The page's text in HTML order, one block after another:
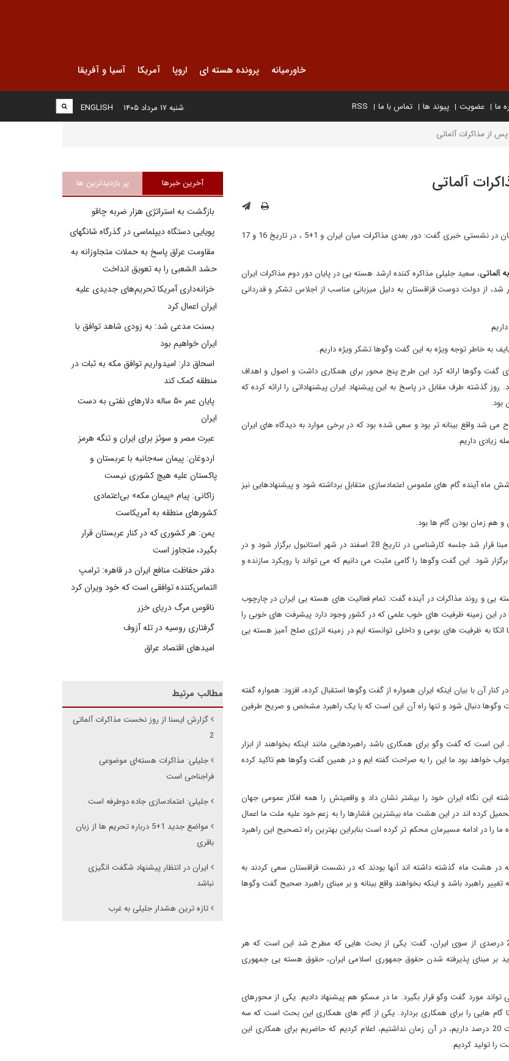
خاورمیانه پرونده هسته ای اروپا آمریکا آسیا و آفریقا
ما عضویت پیوند ها تماس با ما RSS
ENGLISH شنبه ۱۷ مرداد ۱۴۰۵
از مذاکرات آلماتی
آلماتی
دبیر شورای عالی امنیت ملی کشورمان پس از پایان مذاکرات آلماتی در قزاقستان در نشستی خبری گفت: دور بعدی مذاکرات میان ایران و 1+5 ، در تاریخ 16 و 17
آلماتی، سعید جلیلی مذاکره کننده ارشد هسته یی در پایان دور دوم مذاکرات ایران
شد، از دولت دوست قزاقستان به دلیل میزبانی مناسب از اجلاس تشکر و قدردانی
به خاطر توجه ویژه به این گفت وگوها تشکر ویژه داریم.
پیش در مسکو طرح جامعی برای گفت وگوها ارائه کرد این طرح پنج محور برای همکاری داشت و اصول و اهداف
گذشته طرف مقابل در پاسخ به این پیشنهاد ایران پیشنهاداتی را ارائه کرده که
بود.
شد واقع بینانه تر بود و سعی شده بود که در برخی موارد به دیدگاه های ایران
زیادی داریم.
1+5 پیشنهاد کرده است که برای شش ماه آینده گام های ملموس اعتمادسازی متقابل برداشته شود و پیشنهادهایی نیز
هم زمان بودن گام ها بود.
وی ادامه داد: این پیشنهادات نباید نافی حقوق جمهوری اسلامی باشد. در این مبنا قرار شد جلسه کارشناسی در تاریخ 28 اسفند در شهر استانبول برگزار شود و در
سیاسی میان ایران با 1+5 مجددا در آلماتی برگزار شود. این گفت وگوها را گامی مثبت می دانیم که می تواند با رویکرد سازنده و
یی و روند مذاکرات در آینده گفت: تمام فعالیت های هسته یی ایران در چارچوب
این زمینه ظرفیت های خوب علمی که در کشور وجود دارد پیشرفت های خوبی را
به ظرفیت های بومی و داخلی توانسته ایم در زمینه انرژی صلح آمیز هسته یی
آن با بیان اینکه ایران همواره از گفت وگوها استقبال کرده، افزود: همواره گفته
وگوها دنبال شود و تنها راه آن این است که با یک راهبرد مشخص و صریح طرفین
است که گفت وگو برای همکاری باشد راهبردهایی مانند اینکه بخواهند از ابزار
خواهد بود ما این را به صراحت گفته ایم و در همین گفت وگوها هم تاکید کرده
کرد: در فاصله نشست مسکو تا نشست آلماتی و در 9 ماه گذشته این نگاه ایران خود را بیشتر نشان داد و واقعیتش را همه افکار عمومی جهان
کرده اند در این هشت ماه بیشترین فشارها را به زعم خود علیه ملت ما اعمال
ما را در ادامه مسیرمان محکم تر کرده است بنابراین بهترین راه تصحیح این راهبرد
در هشت ماه گذشته داشته اند آنها بودند که در نشست قزاقستان سعی کردند به
راهبرد باشد و اینکه بخواهند واقع بینانه و بر مبنای راهبرد صحیح گفت وگوها
جلیلی در خصوص ادعای برخی رسانه های غربی مبنی بر توقف غنی سازی 20 درصدی از سوی ایران، گفت: یکی از بحث هایی که مطرح شد این است که هر
بر مبنای پذیرفته شدن حقوق جمهوری اسلامی ایران، حقوق هسته یی جمهوری
مورد گفت وگو قرار بگیرد. ما در مسکو هم پیشنهاد دادیم. یکی از محورهای
گام هایی را برای همکاری بردارد. یکی از گام های همکاری این بحث است که سه
سال پیش در ژنو 2 مطرح کردیم که برای راکتور اتمی تهران احتیاج به سوخت 20 درصد داریم، در آن زمان نداشتیم، اعلام کردیم که حاضریم برای همکاری این
را تولید کردیم.
آخرین خبرها پر بازدیدترین ها
بازگشت به استراتژی هزار ضربه چاقو
پویایی دستگاه دیپلماسی در گذرگاه شانگهای
مقاومت عراق پاسخ به حملات متجاوزانه به
حشد الشعبی را به تعویق انداخت
خزانه‌داری آمریکا تحریم‌های جدیدی علیه
ایران اعمال کرد
بسنت مدعی شد: به زودی شاهد توافق با
ایران خواهیم بود
اسحاق دار: امیدواریم توافق مکه به ثبات در
منطقه کمک کند
پایان عمر ۵۰ ساله دلارهای نفتی به دست
ایران
عبرت مصر و سوئز برای ایران و تنگه هرمز
اردوغان: پیمان سه‌جانبه با عربستان و
پاکستان علیه هیچ کشوری نیست
زاکانی: پیام «پیمان مکه» بی‌اعتمادی
کشورهای منطقه به آمریکاست
یمن: هر کشوری که در کنار عربستان قرار
بگیرد، متجاوز است
دفتر حفاظت منافع ایران در قاهره: ترامپ
التماس‌کننده توافقی است که خود ویران کرد
ناقوس مرگ دریای خزر
گرفتاری روسیه در تله آزوف
امیدهای اقتصاد عراق
مطالب مرتبط
گزارش ایسنا از روز نخست مذاکرات آلماتی
2
جلیلی:‌ مذاکرات هسته‌ای موضوعی
فراجناحی است
جلیلی: اعتمادسازی جاده دوطرفه است
مواضع جدید 1+5 درباره تحریم ها از زبان
باقری
ایران در انتظار پیشنهاد شگفت انگیزی
نباشد
تازه ترین هشدار جلیلی به غرب